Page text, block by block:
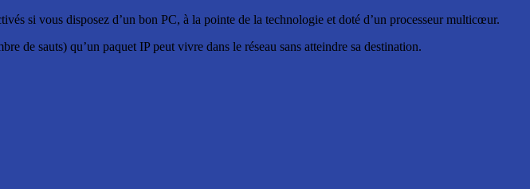
si vous disposez d’un bon PC, à la pointe de la technologie et doté d’un processeur multicœur.
de sauts) qu’un paquet IP peut vivre dans le réseau sans atteindre sa destination.